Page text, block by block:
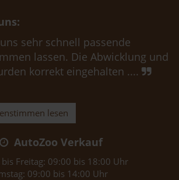
sehr schnell passende
lassen. Die Abwicklung und
korrekt eingehalten ....
lesen
AutoZoo Verkauf
Freitag: 09:00 bis 18:00 Uhr
09:00 bis 14:00 Uhr